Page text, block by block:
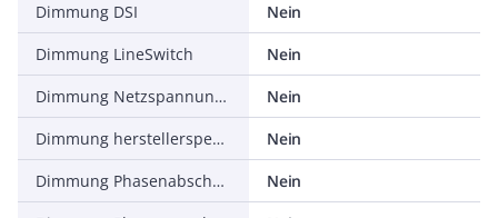
Dimmung DSI
Nein
Dimmung LineSwitch
Nein
Dimmung Netzspannungsmodulation
Nein
Dimmung herstellerspezifisch
Nein
Dimmung Phasenabschnitt
Nein